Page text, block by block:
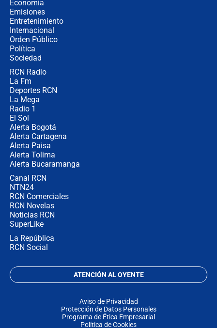
Economía
Emisiones
Entretenimiento
Internacional
Orden Público
Política
Sociedad
RCN Radio
La Fm
Deportes RCN
La Mega
Radio 1
El Sol
Alerta Bogotá
Alerta Cartagena
Alerta Paisa
Alerta Tolima
Alerta Bucaramanga
Canal RCN
NTN24
RCN Comerciales
RCN Novelas
Noticias RCN
SuperLike
La República
RCN Social
ATENCIÓN AL OYENTE
Aviso de Privacidad
Protección de Datos Personales
Programa de Ética Empresarial
Política de Cookies